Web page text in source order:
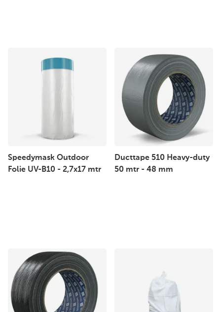
Speedymask Outdoor
Folie UV-B10 - 2,7x17 mtr
Ducttape 510 Heavy-duty
50 mtr - 48 mm